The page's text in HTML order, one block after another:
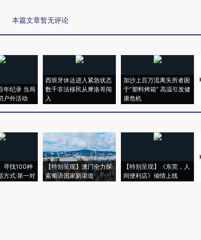
本篇文章暂无评论
年纪录 当局
户外活动
西班牙休达进入紧急状态
数千非法移民从摩洛哥闯
入
加沙上百万流离失所者困
于“塑料烤箱” 高温引发健
康危机
寻找100种
方式·第一对
【特别呈现】澳门全力探
索葡语国家新渠道
【特别呈现】《东莞，人
间便利店》倾情上线